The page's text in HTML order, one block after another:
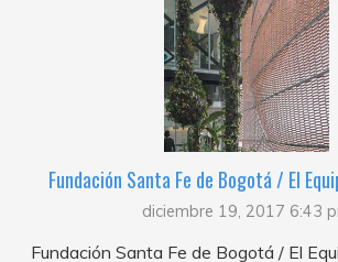
Fundación Santa Fe de Bogotá / El
diciembre 19, 2017 6:43
Fundación Santa Fe de Bogotá / El